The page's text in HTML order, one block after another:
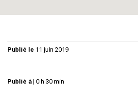
Publié le 11 juin 2019
Publié à | 0 h 30 min